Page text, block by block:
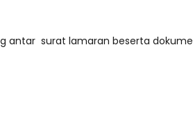
antar surat lamaran beserta